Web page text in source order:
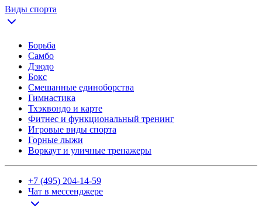
Виды спорта
Борьба
Самбо
Дзюдо
Бокс
Смешанные единоборства
Гимнастика
Тхэквондо и карте
Фитнес и функциональный тренинг
Игровые виды спорта
Горные лыжи
Воркаут и уличные тренажеры
+7 (495) 204-14-59
Чат в мессенджере